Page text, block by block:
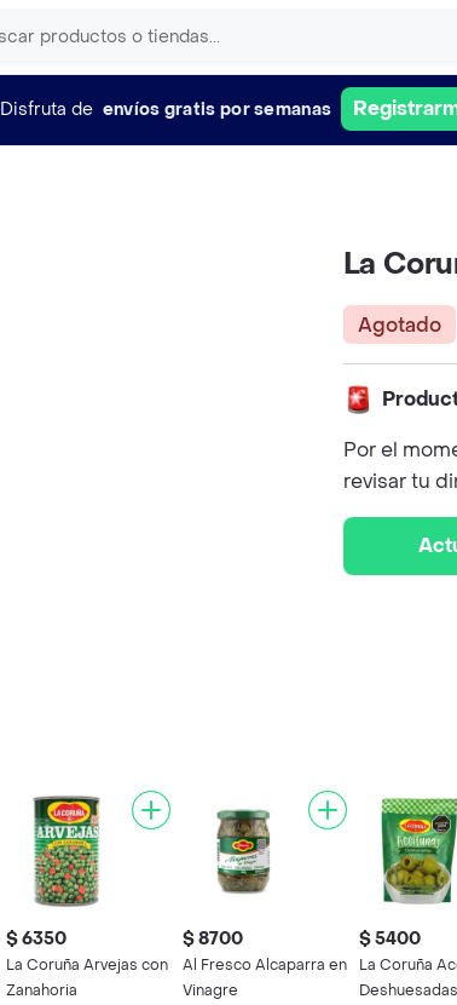
Disfruta de envíos gratis por semanas
La
Agotado
Por el
revisar tu
$ 6350
La Coruña Arvejas con
Zanahoria
$ 8700
Al Fresco Alcaparra en
Vinagre
$ 5400
La Coruña
Deshuesadas